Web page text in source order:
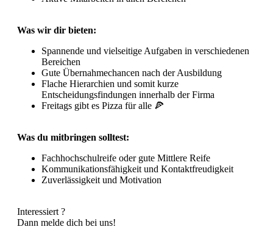
Was wir dir bieten:
Spannende und vielseitige Aufgaben in verschiedenen
Bereichen
Gute Übernahmechancen nach der Ausbildung
Flache Hierarchien und somit kurze
Entscheidungsfindungen innerhalb der Firma
Freitags gibt es Pizza für alle 🍕
Was du mitbringen solltest:
Fachhochschulreife oder gute Mittlere Reife
Kommunikationsfähigkeit und Kontaktfreudigkeit
Zuverlässigkeit und Motivation
Interessiert ?
Dann melde dich bei uns!